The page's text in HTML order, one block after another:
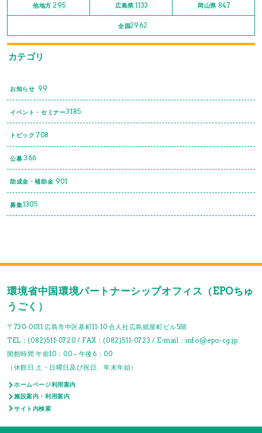
他地方 295 広島県 1133 岡山県 847
全国2962
カテゴリ
お知らせ 99
イベント・セミナー3185
トピック 708
公募 366
助成金・補助金 901
募集1305
環境省中国環境パートナーシップオフィス（EPOちゅ
うごく）
〒730-0011 広島市中区基町11-10 合人社広島紙屋町ビル5階
TEL：(082)511-0720 / FAX：(082)511-0723 / E-mail：info@epo-cg.jp
開館時間 午前10：00～午後6：00
（休館日 土・日曜日及び祝日、年末年始）
ホームページ利用案内
施設案内・利用案内
サイト内検索